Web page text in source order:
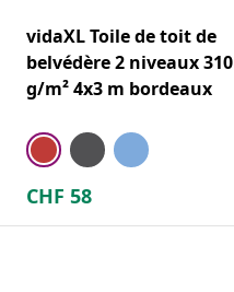
vidaXL Toile de toit de
belvédère 2 niveaux 310
g/m² 4x3 m bordeaux
CHF 58